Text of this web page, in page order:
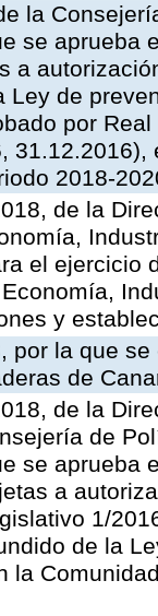
la
se aprueba
a
Ley de
por
2018-
de la
el ejercicio
y
por la que
de
de la
de
se aprueba
a
1/
de la
la